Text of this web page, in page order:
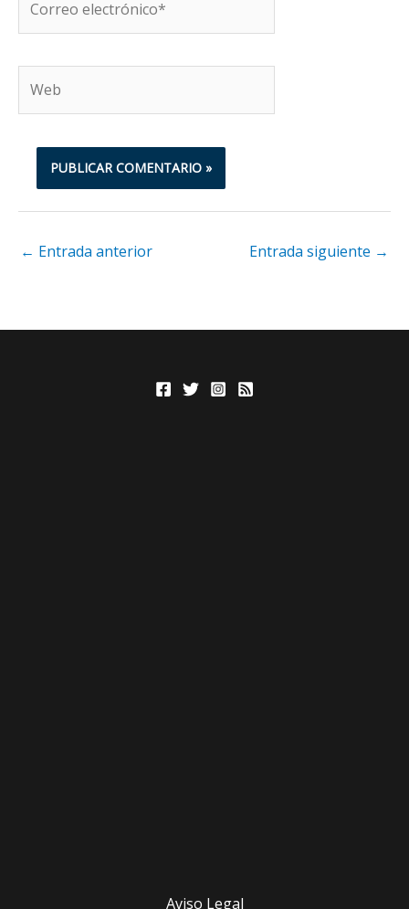
electrónico*
← Entrada anterior Entrada siguiente →
Aviso Legal